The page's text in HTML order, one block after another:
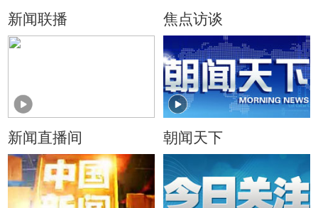
新闻联播 焦点访谈
新闻直播间 朝闻天下